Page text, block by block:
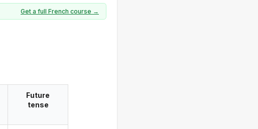
Get a full French course →
Future
tense